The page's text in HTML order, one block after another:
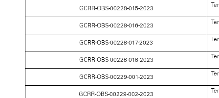
GCRR-OBS-00228-015-2023
GCRR-OBS-00228-016-2023
GCRR-OBS-00228-017-2023
GCRR-OBS-00228-018-2023
GCRR-OBS-00229-001-2023
GCRR-OBS-00229-002-2023